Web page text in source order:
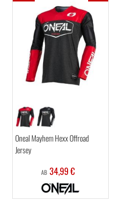
Oneal Mayhem Hexx Offroad
Jersey
AB 34,99 €